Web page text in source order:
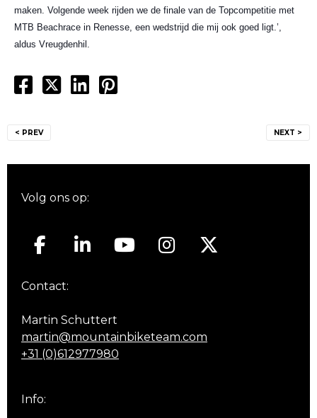
maken. Volgende week rijden we de finale van de Topcompetitie met
MTB Beachrace in Renesse, een wedstrijd die mij ook goed ligt.’,
aldus Vreugdenhil.
navigatie
< PREV NEXT >
Volg ons op:
Contact:
Martin Schuttert
martin@mountainbiketeam.com
+31 (0)612977980
Info: